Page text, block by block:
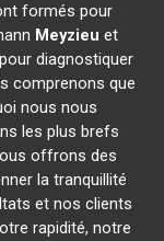
formés pour
Meyzieu et
diagnostiquer
comprenons que
nous nous
les plus brefs
offrons des
la tranquillité
et nos clients
rapidité, notre